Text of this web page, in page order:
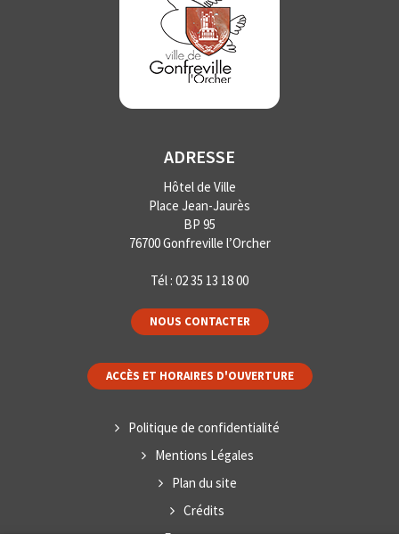
ADRESSE
Hôtel de Ville
Place Jean-Jaurès
BP 95
76700 Gonfreville l’Orcher
Tél : 02 35 13 18 00
NOUS CONTACTER
ACCÈS ET HORAIRES D'OUVERTURE
Politique de confidentialité
Mentions Légales
Plan du site
Crédits
Espace presse